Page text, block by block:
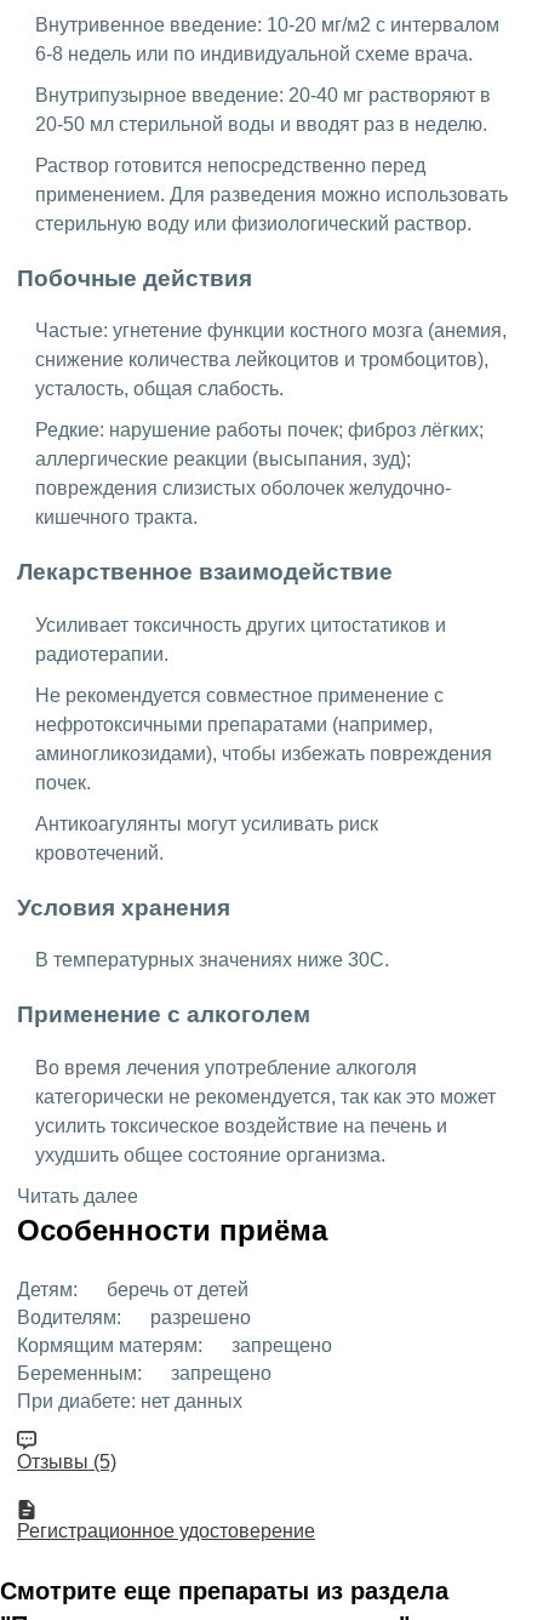
Внутривенное введение: 10-20 мг/м2 с интервалом
6-8 недель или по индивидуальной схеме врача.
Внутрипузырное введение: 20-40 мг растворяют в
20-50 мл стерильной воды и вводят раз в неделю.
Раствор готовится непосредственно перед
применением. Для разведения можно использовать
стерильную воду или физиологический раствор.
Побочные действия
Частые: угнетение функции костного мозга (анемия,
снижение количества лейкоцитов и тромбоцитов),
усталость, общая слабость.
Редкие: нарушение работы почек; фиброз лёгких;
аллергические реакции (высыпания, зуд);
повреждения слизистых оболочек желудочно-
кишечного тракта.
Лекарственное взаимодействие
Усиливает токсичность других цитостатиков и
радиотерапии.
Не рекомендуется совместное применение с
нефротоксичными препаратами (например,
аминогликозидами), чтобы избежать повреждения
почек.
Антикоагулянты могут усиливать риск
кровотечений.
Условия хранения
В температурных значениях ниже 30C.
Применение с алкоголем
Во время лечения употребление алкоголя
категорически не рекомендуется, так как это может
усилить токсическое воздействие на печень и
ухудшить общее состояние организма.
Читать далее
Особенности приёма
Детям:
беречь от детей
Водителям:
разрешено
Кормящим матерям:
запрещено
Беременным:
запрещено
При диабете: нет данных
Отзывы (5)
Регистрационное удостоверение
Смотрите еще препараты из раздела